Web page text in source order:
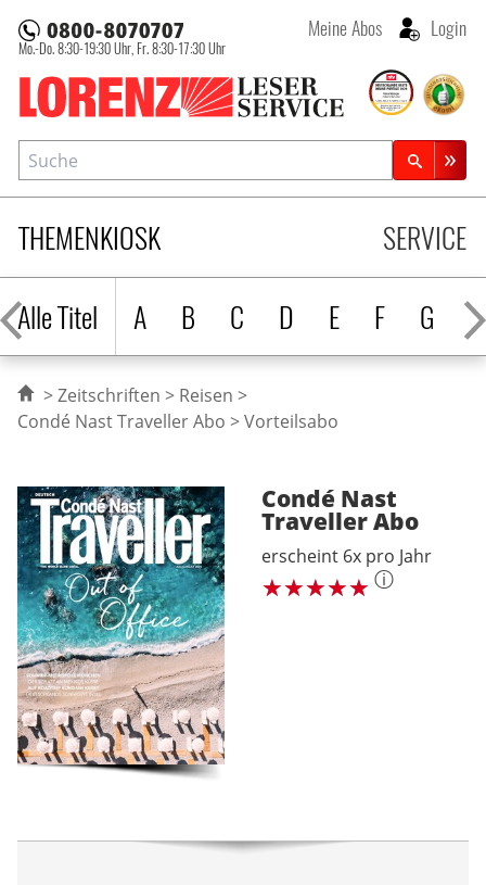
Lorenz Leserservice
Mo.-Do. 8:30-19:30 Uhr, Fr. 8:30-17:30 Uhr
Meine Abos Login
THEMENKIOSK
Alle Titel
A B C D E F G H
SERVICE
Suche
Zeitschriftensuche
Zeitschriften
Reisen
Condé Nast Traveller Abo
Vorteilsabo
Condé Nast
TravellerAbo
erscheint 6x pro Jahr
ⓘ